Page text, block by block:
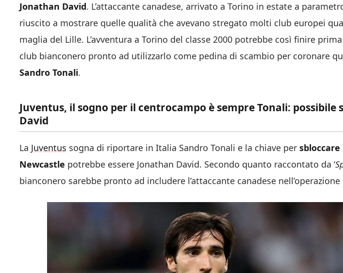
Jonathan David. L’attaccante canadese, arrivato a Torino in estate a
riuscito a mostrare quelle qualità che avevano stregato molti club europei
maglia del Lille. L’avventura a Torino del classe 2000 potrebbe così finire
club bianconero pronto ad utilizzarlo come pedina di scambio per coronare
Sandro Tonali.
Juventus, il sogno per il centrocampo è sempre Tonali: possibile
David
La Juventus sogna di riportare in Italia Sandro Tonali e la chiave per
Newcastle potrebbe essere Jonathan David. Secondo quanto raccontato da ‘
bianconero sarebbe pronto ad includere l’attaccante canadese